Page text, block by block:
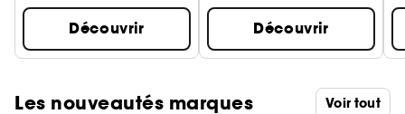
Découvrir Découvrir
Les nouveautés marques Voir tout